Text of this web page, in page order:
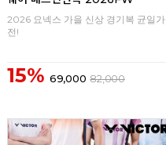
2026 요넥스 가을 신상 경기복 균일가
전!
15% 69,000 82,000